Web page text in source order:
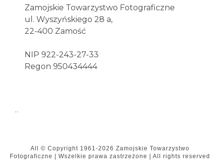
Zamojskie Towarzystwo Fotograficzne
ul. Wyszyńskiego 28 a,
22-400 Zamość
NIP 922-243-27-33
Regon 950434444
All © Copyright 1961-2026 Zamojskie Towarzystwo
Fotograficzne
Wszelkie prawa zastrzeżone | All rights reserved